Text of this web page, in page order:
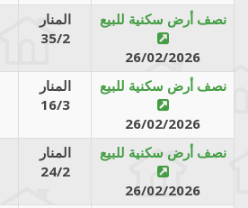
المنار
35/2
نصف أرض سكنية للبيع
26/02/2026
المنار
16/3
نصف أرض سكنية للبيع
26/02/2026
المنار
24/2
نصف أرض سكنية للبيع
26/02/2026